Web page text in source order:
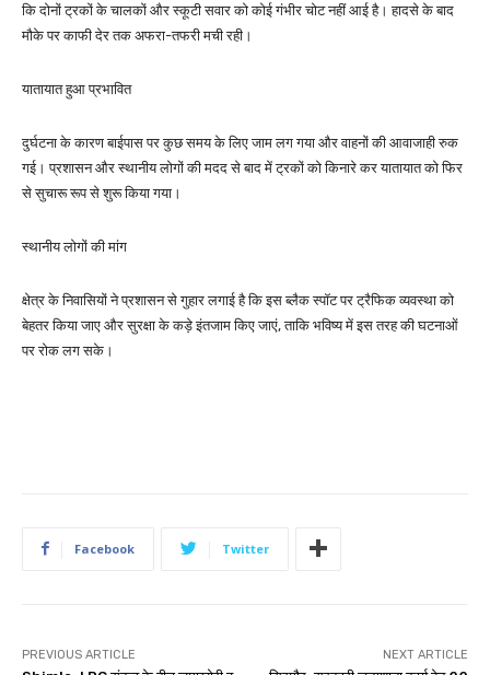
कि दोनों ट्रकों के चालकों और स्कूटी सवार को कोई गंभीर चोट नहीं आई है। हादसे के बाद
मौके पर काफी देर तक अफरा-तफरी मची रही।
यातायात हुआ प्रभावित
दुर्घटना के कारण बाईपास पर कुछ समय के लिए जाम लग गया और वाहनों की आवाजाही रुक
गई। प्रशासन और स्थानीय लोगों की मदद से बाद में ट्रकों को किनारे कर यातायात को फिर
से सुचारू रूप से शुरू किया गया।
स्थानीय लोगों की मांग
क्षेत्र के निवासियों ने प्रशासन से गुहार लगाई है कि इस ब्लैक स्पॉट पर ट्रैफिक व्यवस्था को
बेहतर किया जाए और सुरक्षा के कड़े इंतजाम किए जाएं, ताकि भविष्य में इस तरह की घटनाओं
पर रोक लग सके।
Facebook Twitter
PREVIOUS ARTICLE NEXT ARTICLE